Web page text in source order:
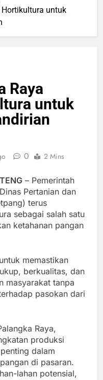
Hortikultura untuk
Raya
untuk
0 2 Mins
– Pemerintah
Pertanian dan
terus
sebagai salah satu
ketahanan pangan
memastikan
berkualitas, dan
masyarakat tanpa
pasokan dari
Raya,
produksi
dalam
di pasaran.
lahan potensial,